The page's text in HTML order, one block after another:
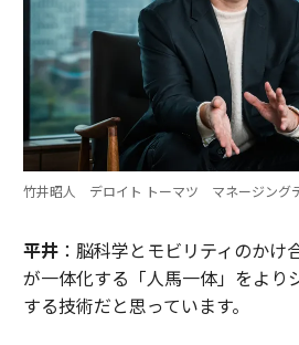
竹井昭人 デロイト トーマツ マネージング
平井：脳科学とモビリティのかけ
が一体化する「人馬一体」をより
する技術だと思っています。